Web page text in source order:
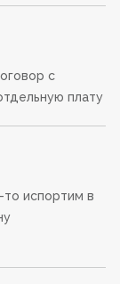
с
плату
испортим в